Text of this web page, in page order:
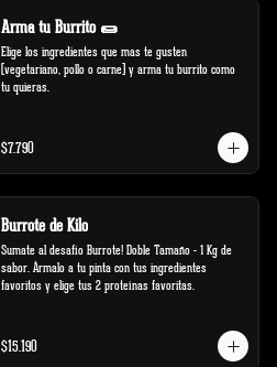
Arma tu Burrito 🌯
Elige los ingredientes que mas te gusten
(vegetariano, pollo o carne) y arma tu burrito como
tu quieras.
$7.790
Burrote de Kilo
Sumate al desafío Burrote! Doble Tamaño - 1 Kg de
sabor. Ármalo a tu pinta con tus ingredientes
favoritos y elige tus 2 proteínas favoritas.
$15.190